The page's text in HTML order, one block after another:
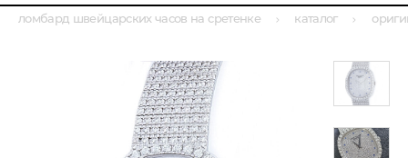
ломбард швейцарских часов на сретенке каталог